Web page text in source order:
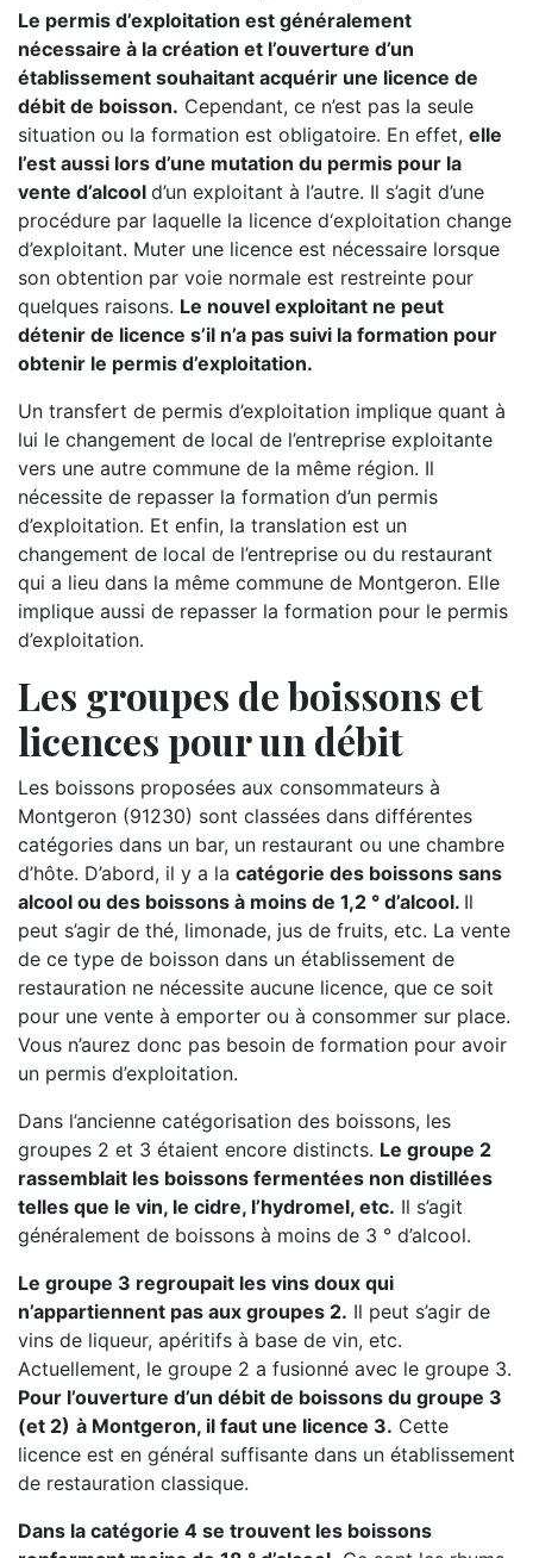
Le permis d’exploitation est généralement
nécessaire à la création et l’ouverture d’un
établissement souhaitant acquérir une licence de
débit de boisson. Cependant, ce n’est pas la seule
situation ou la formation est obligatoire. En effet, elle
l’est aussi lors d’une mutation du permis pour la
vente d’alcool d’un exploitant à l’autre. Il s’agit d’une
procédure par laquelle la licence d‘exploitation change
d’exploitant. Muter une licence est nécessaire lorsque
son obtention par voie normale est restreinte pour
quelques raisons. Le nouvel exploitant ne peut
détenir de licence s’il n’a pas suivi la formation pour
obtenir le permis d’exploitation.
Un transfert de permis d’exploitation implique quant à
lui le changement de local de l’entreprise exploitante
vers une autre commune de la même région. Il
nécessite de repasser la formation d’un permis
d’exploitation. Et enfin, la translation est un
changement de local de l’entreprise ou du restaurant
qui a lieu dans la même commune de Montgeron. Elle
implique aussi de repasser la formation pour le permis
d’exploitation.
Les groupes de boissons et
licences pour un débit
Les boissons proposées aux consommateurs à
Montgeron (91230) sont classées dans différentes
catégories dans un bar, un restaurant ou une chambre
d’hôte. D’abord, il y a la catégorie des boissons sans
alcool ou des boissons à moins de 1,2 ° d’alcool. Il
peut s’agir de thé, limonade, jus de fruits, etc. La vente
de ce type de boisson dans un établissement de
restauration ne nécessite aucune licence, que ce soit
pour une vente à emporter ou à consommer sur place.
Vous n’aurez donc pas besoin de formation pour avoir
un permis d’exploitation.
Dans l’ancienne catégorisation des boissons, les
groupes 2 et 3 étaient encore distincts. Le groupe 2
rassemblait les boissons fermentées non distillées
telles que le vin, le cidre, l’hydromel, etc. Il s’agit
généralement de boissons à moins de 3 ° d’alcool.
Le groupe 3 regroupait les vins doux qui
n’appartiennent pas aux groupes 2. Il peut s’agir de
vins de liqueur, apéritifs à base de vin, etc.
Actuellement, le groupe 2 a fusionné avec le groupe 3.
Pour l’ouverture d’un débit de boissons du groupe 3
(et 2) à Montgeron, il faut une licence 3. Cette
licence est en général suffisante dans un établissement
de restauration classique.
Dans la catégorie 4 se trouvent les boissons